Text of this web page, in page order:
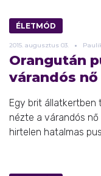
ÉLETMÓD
2015. augusztus 03.
Orangután
várandós
Egy brit állatkertben
nézte a várandós
hirtelen hatalmas